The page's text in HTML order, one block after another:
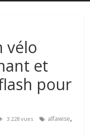
vélo
et
pour
3 228 vues alfawise,